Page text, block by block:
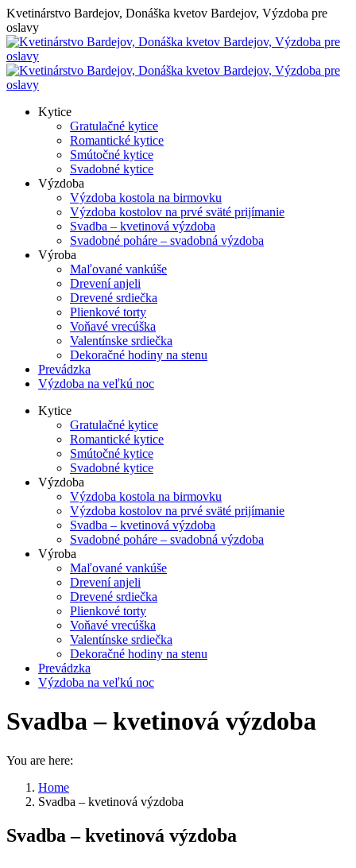
Skip
to
content
Kvetinárstvo Bardejov, Donáška kvetov Bardejov, Výzdoba pre
oslavy
Kytice
Gratulačné kytice
Romantické kytice
Smútočné kytice
Svadobné kytice
Výzdoba
Výzdoba kostola na birmovku
Výzdoba kostolov na prvé sväté prijímanie
Svadba – kvetinová výzdoba
Svadobné poháre – svadobná výzdoba
Výroba
Maľované vankúše
Drevení anjeli
Drevené srdiečka
Plienkové torty
Voňavé vrecúška
Valentínske srdiečka
Dekoračné hodiny na stenu
Prevádzka
Výzdoba na veľkú noc
Kytice
Gratulačné kytice
Romantické kytice
Smútočné kytice
Svadobné kytice
Výzdoba
Výzdoba kostola na birmovku
Výzdoba kostolov na prvé sväté prijímanie
Svadba – kvetinová výzdoba
Svadobné poháre – svadobná výzdoba
Výroba
Maľované vankúše
Drevení anjeli
Drevené srdiečka
Plienkové torty
Voňavé vrecúška
Valentínske srdiečka
Dekoračné hodiny na stenu
Prevádzka
Výzdoba na veľkú noc
Svadba – kvetinová výzdoba
You are here:
Home
Svadba – kvetinová výzdoba
Svadba – kvetinová výzdoba